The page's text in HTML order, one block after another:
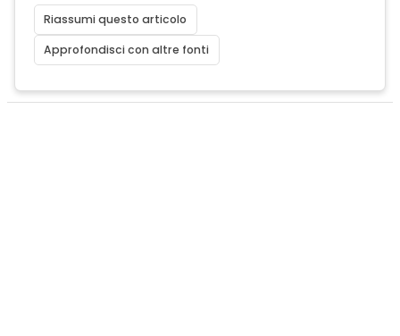
Riassumi questo articolo
Approfondisci con altre fonti